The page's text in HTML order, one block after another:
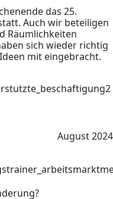
das 25.
Auch wir beteiligen
Räumlichkeiten
sich wieder richtig
mit eingebracht.
August 2024